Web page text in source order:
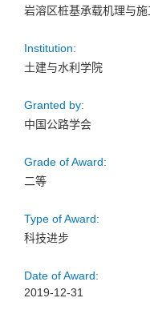
岩溶区桩基承载机理与
Institution:
土建与水利学院
Granted by:
中国公路学会
Grade of Award:
二等
Type of Award:
科技进步
Date of Award:
2019-12-31